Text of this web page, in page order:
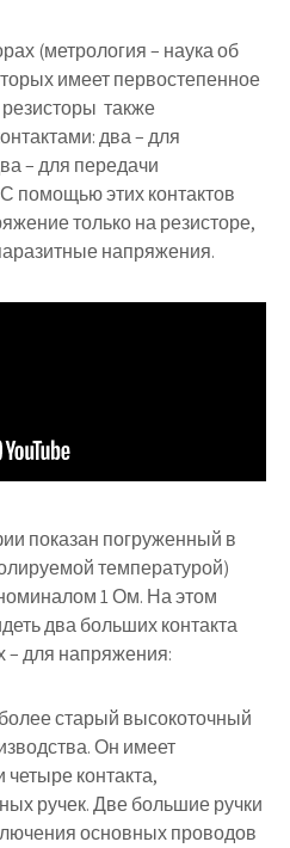
(метрология – наука об
имеет первостепенное
также
два – для
– для передачи
помощью этих контактов
только на резисторе,
напряжения.
показан погруженный в
температурой)
1 Ом. На этом
два больших контакта
– для напряжения:
старый высокоточный
Он имеет
контакта,
ручек. Две большие ручки
основных проводов